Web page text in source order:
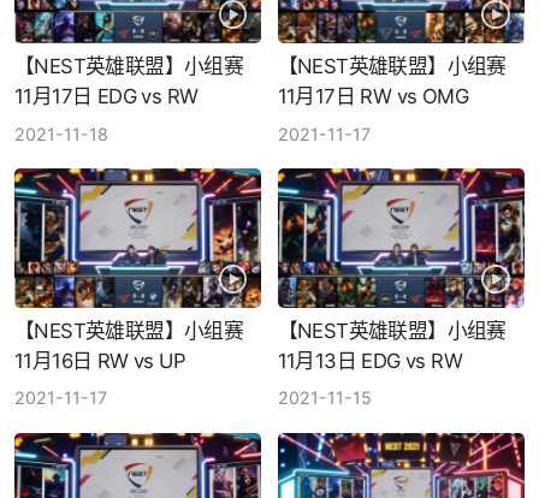
【NEST英雄联盟】小组赛
11月17日 EDG vs RW
2021-11-18
【NEST英雄联盟】小组赛
11月17日 RW vs OMG
2021-11-17
【NEST英雄联盟】小组赛
11月16日 RW vs UP
2021-11-17
【NEST英雄联盟】小组赛
11月13日 EDG vs RW
2021-11-15